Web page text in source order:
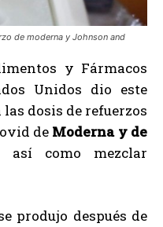
de moderna y Johnson and
y Fármacos
Unidos dio este
dosis de refuerzos
de Moderna y de
así como mezclar
produjo después de